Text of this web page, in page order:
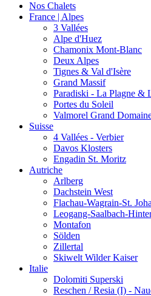
Nos Chalets
France | Alpes
3 Vallées
Alpe d'Huez
Chamonix Mont-Blanc
Deux Alpes
Tignes & Val d'Isère
Grand Massif
Paradiski - La Plagne &
Portes du Soleil
Valmorel Grand
Suisse
4 Vallées - Verbier
Davos Klosters
Engadin St. Moritz
Autriche
Arlberg
Dachstein West
Flachau-Wagrain-St.
Leogang-Saalbach-
Montafon
Sölden
Zillertal
Skiwelt Wilder Kaiser
Italie
Dolomiti Superski
Reschen / Resia (I) -